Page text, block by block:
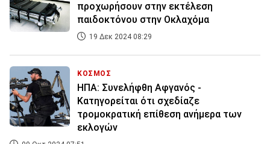
προχωρήσουν στην εκτέλεση
παιδοκτόνου στην Οκλαχόμα
19 Δεκ 2024 08:29
ΚΟΣΜΟΣ
ΗΠΑ: Συνελήφθη Αφγανός -
Κατηγορείται ότι σχεδίαζε
τρομοκρατική επίθεση ανήμερα των
εκλογών